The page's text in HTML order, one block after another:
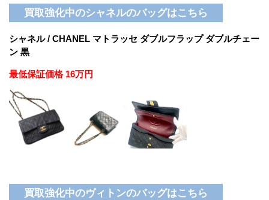
買取強化中のシャネルのバッグはこちら
シャネル / CHANEL マトラッセ ダブルフラップ ダブルチェー
ン 黒
最低保証価格 16万円
買取強化中のヴィトンのバッグはこちら